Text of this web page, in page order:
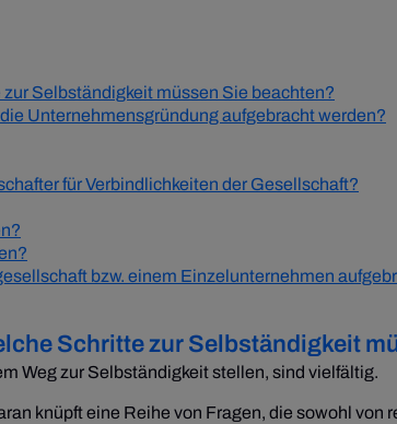
Selbständigkeit müssen Sie beachten?
Unternehmensgründung aufgebracht werden?
für Verbindlichkeiten der Gesellschaft?
bzw. einem Einzelunternehmen
Schritte zur Selbständigkeit
Weg zur Selbständigkeit stellen, sind vielfältig.
knüpft eine Reihe von Fragen, die sowohl